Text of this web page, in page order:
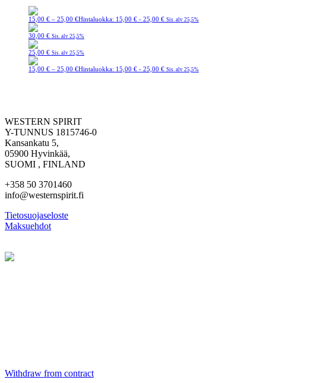
15,00 € – 25,00 €Hintaluokka: 15,00 € - 25,00 € Sis. alv 25,5%
30,00 € Sis. alv 25,5%
25,00 € Sis. alv 25,5%
15,00 € – 25,00 €Hintaluokka: 15,00 € - 25,00 € Sis. alv 25,5%
WESTERN SPIRIT
Y-TUNNUS 1815746-0
Kansankatu 5,
05900 Hyvinkää,
SUOMI , FINLAND
+358 50 3701460
info@westernspirit.fi
Tietosuojaseloste
Maksuehdot
Withdraw from contract